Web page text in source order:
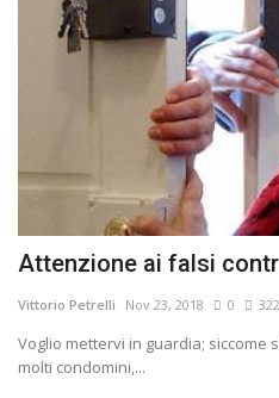
Attenzione ai falsi
Vittorio Petrelli Nov 23, 2018 0
Voglio mettervi in guardia; siccome
molti condomini,...